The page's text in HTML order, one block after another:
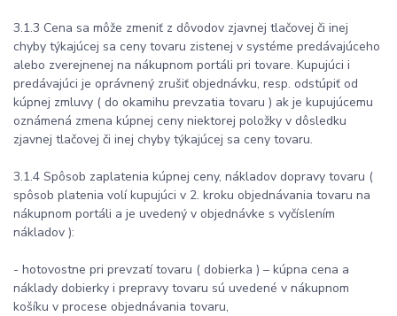
3.1.3 Cena sa môže zmeniť z dôvodov zjavnej tlačovej či inej
chyby týkajúcej sa ceny tovaru zistenej v systéme predávajúceho
alebo zverejnenej na nákupnom portáli pri tovare. Kupujúci i
predávajúci je oprávnený zrušiť objednávku, resp. odstúpiť od
kúpnej zmluvy ( do okamihu prevzatia tovaru ) ak je kupujúcemu
oznámená zmena kúpnej ceny niektorej položky v dôsledku
zjavnej tlačovej či inej chyby týkajúcej sa ceny tovaru.
3.1.4 Spôsob zaplatenia kúpnej ceny, nákladov dopravy tovaru (
spôsob platenia volí kupujúci v 2. kroku objednávania tovaru na
nákupnom portáli a je uvedený v objednávke s vyčíslením
nákladov ):
- hotovostne pri prevzatí tovaru ( dobierka ) – kúpna cena a
náklady dobierky i prepravy tovaru sú uvedené v nákupnom
košíku v procese objednávania tovaru,